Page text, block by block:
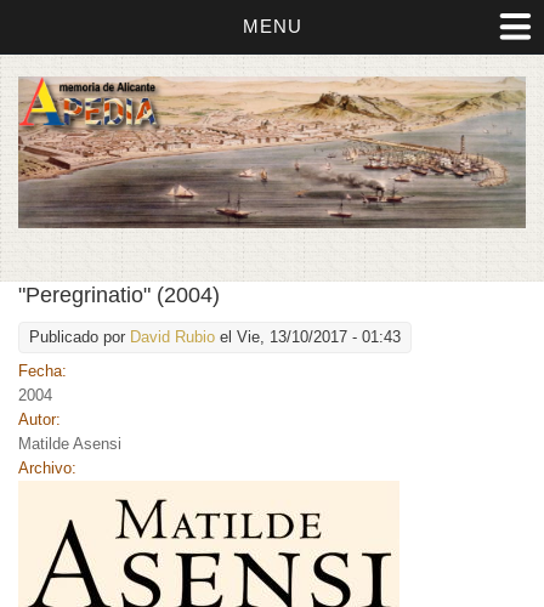
MENU
"Peregrinatio" (2004)
Publicado por David Rubio el Vie, 13/10/2017 - 01:43
Fecha:
2004
Autor:
Matilde Asensi
Archivo: